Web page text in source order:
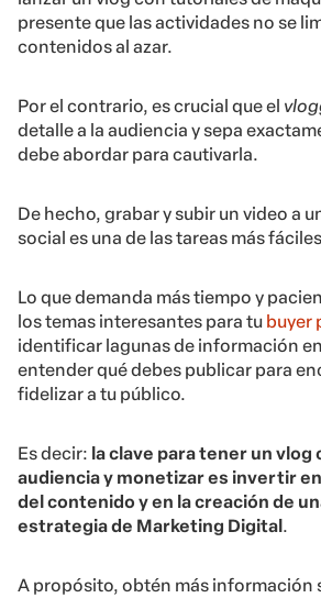
presente que las actividades no se
contenidos al azar.
Por el contrario, es crucial que el
detalle a la audiencia y sepa
debe abordar para cautivarla.
De hecho, grabar y subir un video a
social es una de las tareas más
Lo que demanda más tiempo y
los temas interesantes para tu buyer
identificar lagunas de información
entender qué debes publicar para
fidelizar a tu público.
Es decir: la clave para tener un
audiencia y monetizar es invertir
del contenido y en la creación de
estrategia de Marketing Digital .
A propósito, obtén más información